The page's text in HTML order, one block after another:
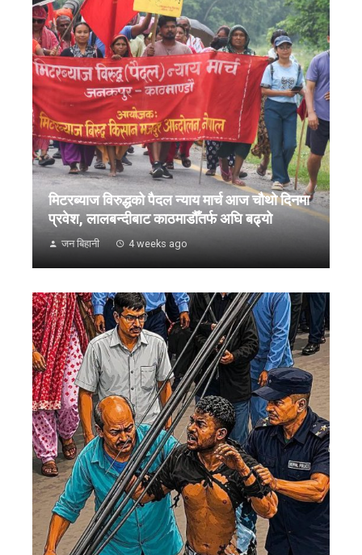
मिटरब्याज विरुद्धको पैदल न्याय मार्च आज चौथो दिनमा
प्रवेश, लालबन्दीबाट काठमाडौँतर्फ अघि बढ्यो
जन बिहानी 4 weeks ago